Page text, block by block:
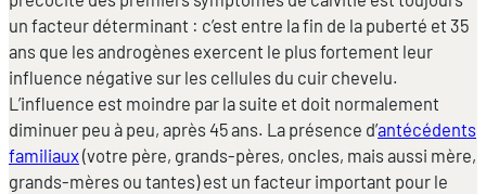
un facteur déterminant : c’est entre la fin de la puberté et 35
ans que les androgènes exercent le plus fortement leur
influence négative sur les cellules du cuir chevelu.
L’influence est moindre par la suite et doit normalement
diminuer peu à peu, après 45 ans. La présence d’antécédents
familiaux(votre père, grands-pères, oncles, mais aussi mère,
grands-mères ou tantes) est un facteur important pour le